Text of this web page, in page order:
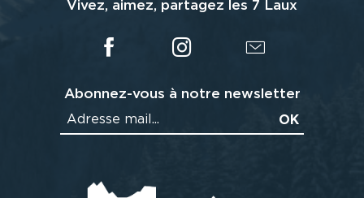
Vivez, aimez, partagez les 7 Laux
Abonnez-vous à notre newsletter